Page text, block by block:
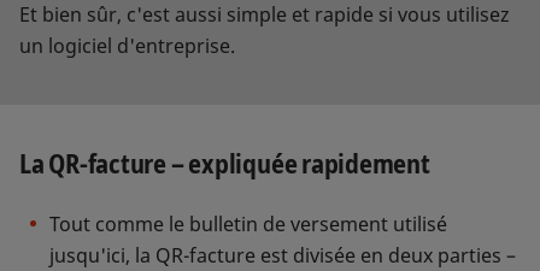
Et bien sûr, c'est aussi simple et rapide si vous utilisez
un logiciel d'entreprise.
La QR-facture – expliquée rapidement
Tout comme le bulletin de versement utilisé
jusqu'ici, la QR-facture est divisée en deux parties –